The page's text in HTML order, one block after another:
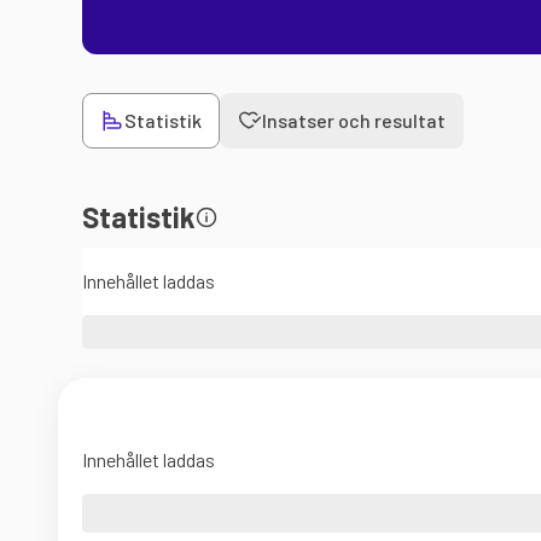
Statistik Insatser och resultat
Statistik
Innehållet laddas
Innehållet laddas